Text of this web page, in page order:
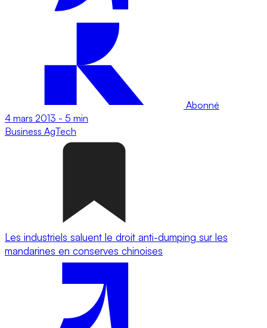
Abonné
4 mars 2013 - 5 min
Business AgTech
Les industriels saluent le droit anti-dumping sur les
mandarines en conserves chinoises